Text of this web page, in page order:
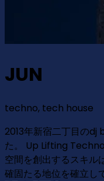
JUN
techno, tech house
2013年新宿二丁目のdj
た。 Up Lifting
空間を創出するスキル
確固たる地位を確立し